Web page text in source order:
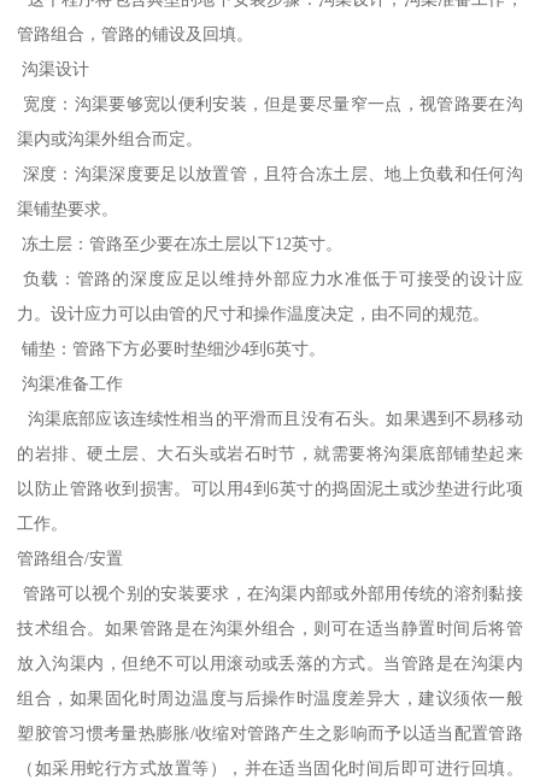
管路组合，管路的铺设及回填。
沟渠设计
宽度：沟渠要够宽以便利安装，但是要尽量窄一点，视管路要在沟
渠内或沟渠外组合而定。
深度：沟渠深度要足以放置管，且符合冻土层、地上负载和任何沟
渠铺垫要求。
冻土层：管路至少要在冻土层以下12英寸。
负载：管路的深度应足以维持外部应力水准低于可接受的设计应
力。设计应力可以由管的尺寸和操作温度决定，由不同的规范。
铺垫：管路下方必要时垫细沙4到6英寸。
沟渠准备工作
沟渠底部应该连续性相当的平滑而且没有石头。如果遇到不易移动
的岩排、硬土层、大石头或岩石时节，就需要将沟渠底部铺垫起来
以防止管路收到损害。可以用4到6英寸的捣固泥土或沙垫进行此项
工作。
管路组合/安置
管路可以视个别的安装要求，在沟渠内部或外部用传统的溶剂黏接
技术组合。如果管路是在沟渠外组合，则可在适当静置时间后将管
放入沟渠内，但绝不可以用滚动或丢落的方式。当管路是在沟渠内
组合，如果固化时周边温度与后操作时温度差异大，建议须依一般
塑胶管习惯考量热膨胀/收缩对管路产生之影响而予以适当配置管路
（如采用蛇行方式放置等），并在适当固化时间后即可进行回填。